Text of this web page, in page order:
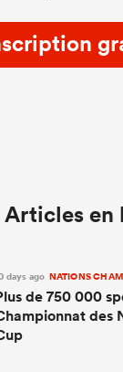
Articles en
days ago NATIONS
de 750 000
des